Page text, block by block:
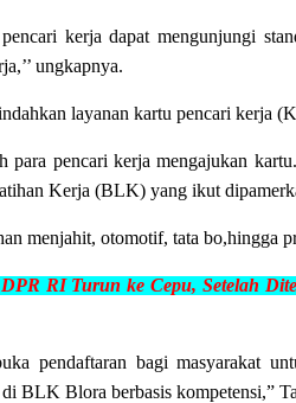
kerja dapat mengunjungi
ungkapnya.
layanan kartu pencari kerja
para pencari kerja mengajukan
Kerja (BLK) yang ikut
menjahit, otomotif, tata bo,hingga
RI Turun ke Cepu, Setelah
pendaftaran bagi masyarakat
BLK Blora berbasis kompetensi,”